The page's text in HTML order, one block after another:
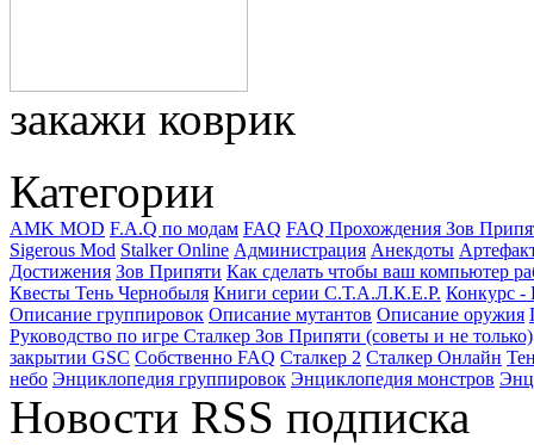
закажи коврик
Категории
AMK MOD F.A.Q по модам FAQ FAQ Прохождения Зов
Sigerous Mod Stalker Online Администрация Анекдоты
Достижения Зов Припяти Как сделать чтобы ваш компьютер
Квесты Тень Чернобыля Книги серии С.Т.А.Л.К.Е.Р. Конкурс -
Описание группировок Описание мутантов Описание оружия
Руководство по игре Сталкер Зов Припяти (советы и не только)
закрытии GSC Собственно FAQ Сталкер 2 Сталкер Онлайн
небо Энциклопедия группировок Энциклопедия монстров
Новости RSS подписка